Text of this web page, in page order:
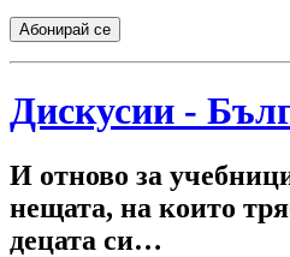
Абонирай се
Дискусии -
И отново за
нещата, на които
децата си…